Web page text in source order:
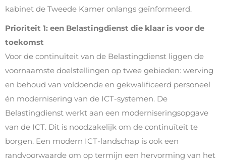
kabinet de Tweede Kamer onlangs geïnformeerd.
Prioriteit 1: een Belastingdienst die klaar is voor de
toekomst
Voor de continuïteit van de Belastingdienst liggen de
voornaamste doelstellingen op twee gebieden: werving
en behoud van voldoende en gekwalificeerd personeel
én modernisering van de ICT-systemen. De
Belastingdienst werkt aan een moderniseringsopgave
van de ICT. Dit is noodzakelijk om de continuïteit te
borgen. Een modern ICT-landschap is ook een
randvoorwaarde om op termijn een hervorming van het